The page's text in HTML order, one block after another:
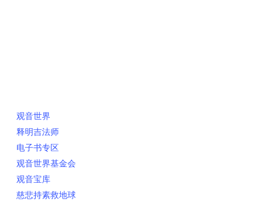
观音世界
释明吉法师
电子书专区
观音世界基金会
观音宝库
慈悲持素救地球